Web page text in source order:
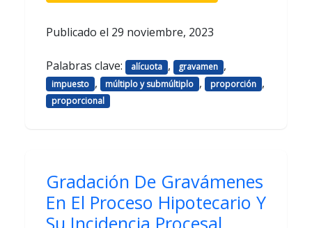
Publicado el 29 noviembre, 2023
Palabras clave: alícuota , gravamen ,
impuesto , múltiplo y submúltiplo , proporción ,
proporcional
Gradación De Gravámenes
En El Proceso Hipotecario Y
Su Incidencia Procesal